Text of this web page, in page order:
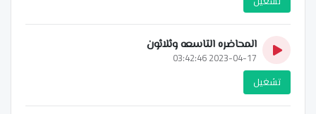
المحاضره التاسعه وثلاثون
2023-04-17 03:42:46
تشغيل